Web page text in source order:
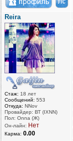
Reira
Стаж: 18 лет
Сообщений: 553
Откуда: NNov
Провайдер: ВТ (IXNN)
Пол: Onna (Ж)
Он-лайн: Нет
Карма: 0.00